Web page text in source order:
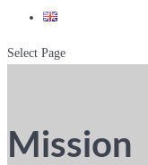
Select Page
Mission